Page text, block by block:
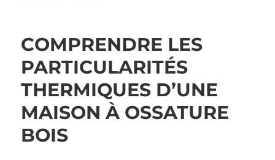
COMPRENDRE LES
PARTICULARITÉS
THERMIQUES D’UNE
MAISON À OSSATURE
BOIS